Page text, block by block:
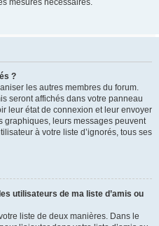
mesures nécessaires.
?
les autres membres du forum.
seront affichés dans votre panneau
leur état de connexion et leur envoyer
graphiques, leurs messages peuvent
à votre liste d’ignorés, tous ses
utilisateurs de ma liste d’amis ou
liste de deux manières. Dans le